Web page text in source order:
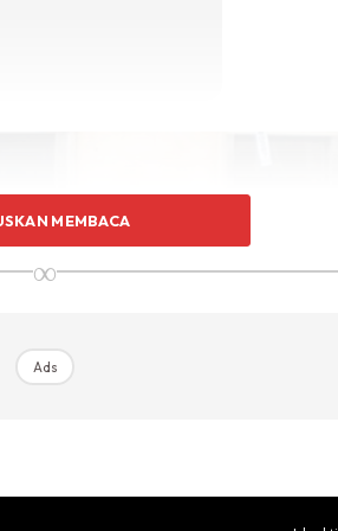
MEMBACA
∞
Ads